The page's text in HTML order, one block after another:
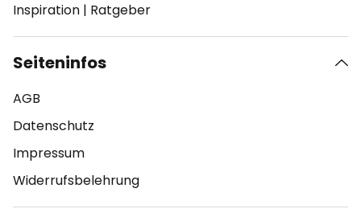
Inspiration | Ratgeber
Seiteninfos
AGB
Datenschutz
Impressum
Widerrufsbelehrung